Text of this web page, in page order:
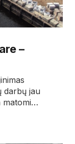
–
darbų jau
matomi…